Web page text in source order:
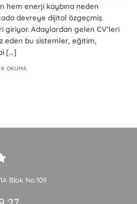
hem enerji kaybına neden
devreye dijital özgeçmiş
giriyor. Adaylardan gelen CV’leri
eden bu sistemler, eğitim,
[…]
OKUMA
Blok No:109